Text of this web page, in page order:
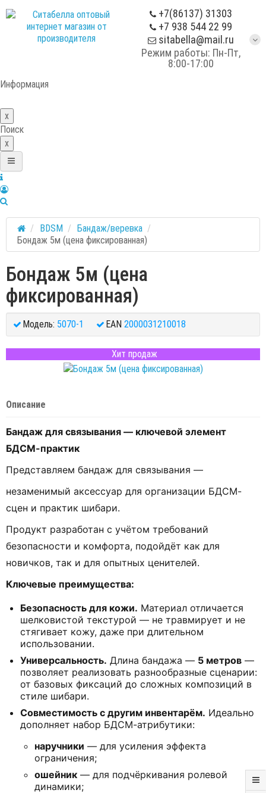
+7(86137) 31303
+7 938 544 22 99
sitabella@mail.ru
Режим работы: Пн-Пт,
8:00-17:00
Информация
x
Поиск
x
BDSM
Бандаж/веревка
Бондаж 5м (цена фиксированная)
Бондаж 5м (цена
фиксированная)
Модель: 5070-1 EAN 2000031210018
Хит продаж
Описание
Бандаж для связывания — ключевой элемент
БДСМ-практик
Представляем бандаж для связывания —
незаменимый аксессуар для организации БДСМ-
сцен и практик шибари.
Продукт разработан с учётом требований
безопасности и комфорта, подойдёт как для
новичков, так и для опытных ценителей.
Ключевые преимущества:
Безопасность для кожи. Материал отличается
шелковистой текстурой — не травмирует и не
стягивает кожу, даже при длительном
использовании.
Универсальность. Длина бандажа — 5 метров —
позволяет реализовать разнообразные сценарии:
от базовых фиксаций до сложных композиций в
стиле шибари.
Совместимость с другим инвентарём. Идеально
дополняет набор БДСМ-атрибутики:
наручники — для усиления эффекта
ограничения;
ошейник — для подчёркивания ролевой
динамики;